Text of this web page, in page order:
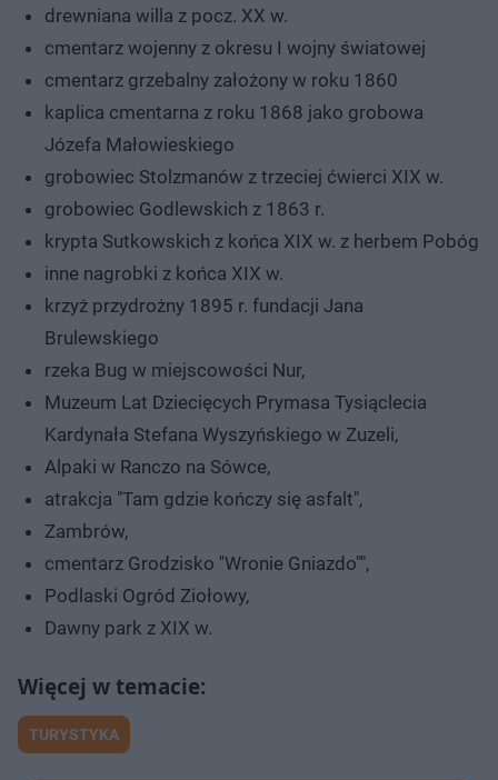
drewniana willa z pocz. XX w.
cmentarz wojenny z okresu I wojny światowej
cmentarz grzebalny założony w roku 1860
kaplica cmentarna z roku 1868 jako grobowa
Józefa Małowieskiego
grobowiec Stolzmanów z trzeciej ćwierci XIX w.
grobowiec Godlewskich z 1863 r.
krypta Sutkowskich z końca XIX w. z herbem Pobóg
inne nagrobki z końca XIX w.
krzyż przydrożny 1895 r. fundacji Jana
Brulewskiego
rzeka Bug w miejscowości Nur,
Muzeum Lat Dziecięcych Prymasa Tysiąclecia
Kardynała Stefana Wyszyńskiego w Zuzeli,
Alpaki w Ranczo na Sówce,
atrakcja "Tam gdzie kończy się asfalt",
Zambrów,
cmentarz Grodzisko ''Wronie Gniazdo"",
Podlaski Ogród Ziołowy,
Dawny park z XIX w.
TURYSTYKA